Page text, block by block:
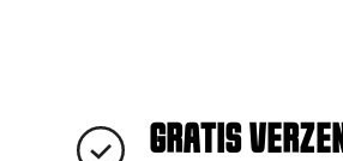
GRATIS